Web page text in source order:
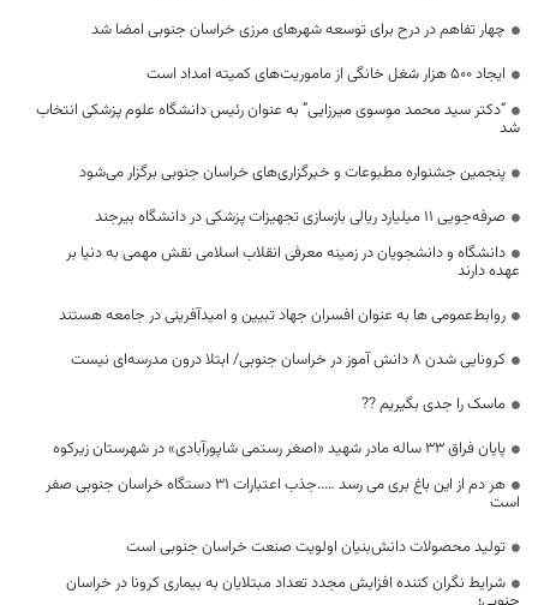
چهار تفاهم در درح برای توسعه شهرهای مرزی خراسان جنوبی امضا شد
ایجاد ۵۰۰ هزار شغل خانگی از ماموریت‌های کمیته امداد است
“دکتر سید محمد موسوی میرزایی” به عنوان رئیس دانشگاه علوم پزشکی انتخاب
شد
پنجمین جشنواره مطبوعات و خبرگزاری‌های خراسان جنوبی برگزار می‌شود
صرفه‌جویی ۱۱ میلیارد ریالی بازسازی تجهیزات پزشکی در دانشگاه بیرجند
دانشگاه و دانشجویان در زمینه معرفی انقلاب اسلامی نقش مهمی به دنیا بر
عهده دارند
روابط‌عمومی ها به عنوان افسران جهاد تبیین و امیدآفرینی در جامعه هستند
کرونایی شدن ۸ دانش آموز در خراسان جنوبی/ ابتلا درون مدرسه‌ای نیست
ماسک را جدی بگیریم ??
پایان فراق ۳۳ ساله مادر شهید «اصغر رستمی شاپورآبادی» در شهرستان زیرکوه
هر دم از این باغ بری می رسد …..جذب اعتبارات 31 دستگاه خراسان جنوبی صفر
است
تولید محصولات دانش‌بنیان اولویت صنعت خراسان جنوبی است
شرایط نگران کننده افزایش مجدد تعداد مبتلایان به بیماری کرونا در خراسان